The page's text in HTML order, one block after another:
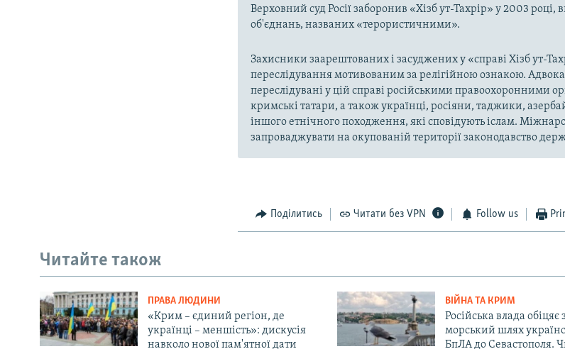
Верховний суд Росії заборонив «Хізб ут-Тахрір» у 2003
об'єднань, названих «терористичними».
Захисники заарештованих і засуджених у «справі Хізб ут-
переслідування мотивованим за релігійною ознакою.
переслідувані у цій справі російськими правоохоронними
кримські татари, а також українці, росіяни, таджики,
іншого етнічного походження, які сповідують іслам.
запроваджувати на окупованій території законодавство
Поділитись Читати без VPN Follow us
Читайте також
ПРАВА ЛЮДИНИ
«Крим – єдиний регіон, де
українці – меншість»: дискусія
навколо нової пам'ятної дати
ВІЙНА ТА КРИМ
Російська влада обіцяє
морський шлях
БпЛА до Севастополя.